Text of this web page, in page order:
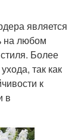
является
на любом
Более
так как
к
в